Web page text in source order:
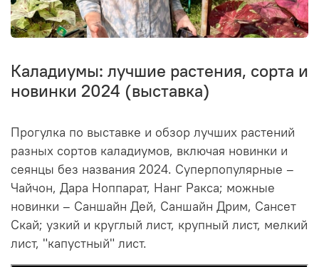
Каладиумы: лучшие растения, сорта и
новинки 2024 (выставка)
Прогулка по выставке и обзор лучших растений
разных сортов каладиумов, включая новинки и
сеянцы без названия 2024. Суперпопулярные –
Чайчон, Дара Ноппарат, Нанг Ракса; можные
новинки – Саншайн Дей, Саншайн Дрим, Сансет
Скай; узкий и круглый лист, крупный лист, мелкий
лист, "капустный" лист.